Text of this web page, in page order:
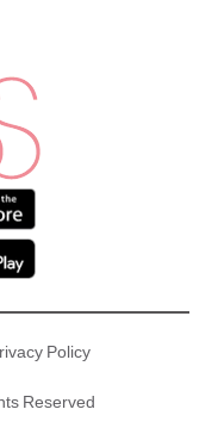
Policy
Reserved